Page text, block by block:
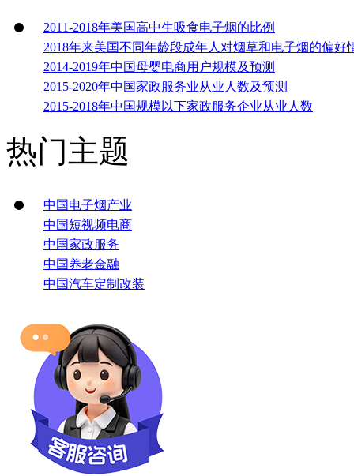
2011-2018年美国高中生吸食电子烟的比例
2018年来美国不同年龄段成年人对烟草和电子烟的偏好
2014-2019年中国母婴电商用户规模及预测
2015-2020年中国家政服务业从业人数及预测
2015-2018年中国规模以下家政服务企业从业人数
热门主题
中国电子烟产业
中国短视频电商
中国家政服务
中国养老金融
中国汽车定制改装